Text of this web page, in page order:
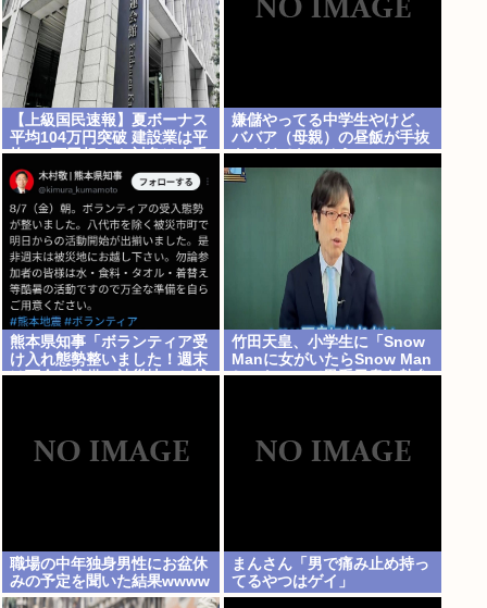
【上級国民速報】夏ボーナス
平均104万円突破 建設業は平
均200万円超 なお対象は大手
163社93万人、全就業者の1%
強
嫌儲やってる中学生やけど、
ババア（母親）の昼飯が手抜
きすぎてキレそう
熊本県知事「ボランティア受
け入れ態勢整いました！週末
は万全な準備で被災地へお越
竹田天皇、小学生に「Snow
Manに女がいたらSnow Man
じゃない」で男系天皇を熱弁
職場の中年独身男性にお盆休
みの予定を聞いた結果wwww
まんさん「男で痛み止め持っ
てるやつはゲイ」